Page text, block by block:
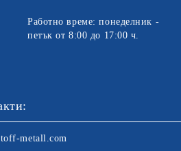
Работно време: понеделник -
петък от 8:00 до 17:00 ч.
metall.com